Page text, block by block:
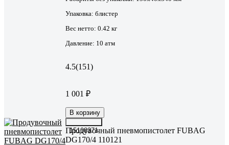
Упаковка: блистер
Вес нетто: 0.42 кг
Давление: 10 атм
4.5(151)
1 001 ₽
В корзину
15108371
Продувочный пневмопистолет FUBAG
DG170/4 110121